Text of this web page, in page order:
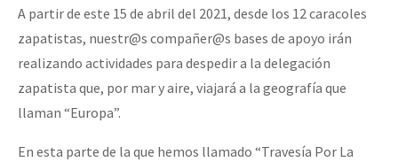
A partir de este 15 de abril del 2021, desde los 12 caracoles
zapatistas, nuestr@s compañer@s bases de apoyo irán
realizando actividades para despedir a la delegación
zapatista que, por mar y aire, viajará a la geografía que
llaman “Europa”.
En esta parte de la que hemos llamado “Travesía Por La